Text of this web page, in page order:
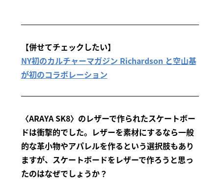
【併せてチェックしたい】
NY初のカルチャーマガジン Richardson と空山基
が初のコラボレーション
〈ARAYA SK8〉のレザーで作られたスケートボー
ドは衝撃的でした。レザーを素材にするなら一般
的な革小物やアパレルを作るという選択肢もあり
ますが、スケートボードをレザーで作ろうと思っ
たのはなぜでしょうか？